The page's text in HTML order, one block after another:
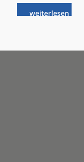
weiterlese
n25 Jahre